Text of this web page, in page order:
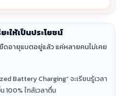
ให้เป็นประโยชน์
อายุแบตอยู่แล้ว แค่หลายคนไม่เคย
Battery Charging” จะเรียนรู้เวลา
100% ใกล้เวลาตื่น